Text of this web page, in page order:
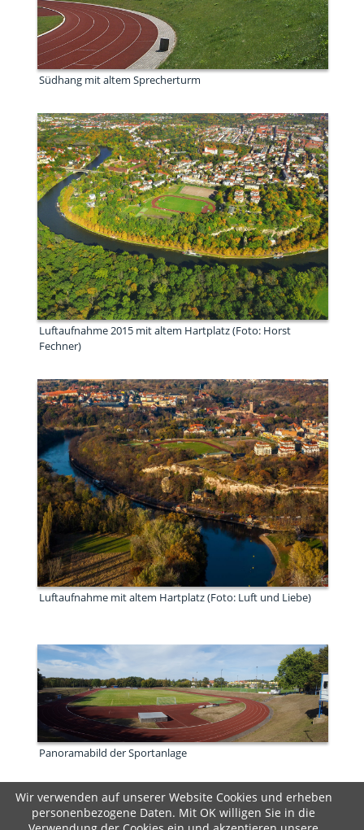
Wir verwenden auf unserer Website Cookies und erheben
personenbezogene Daten. Mit OK willigen Sie in die
Südhang mit altem Sprecherturm
Luftaufnahme 2015 mit altem Hartplatz (Foto: Horst
Fechner)
Luftaufnahme mit altem Hartplatz (Foto: Luft und Liebe)
Panoramabild der Sportanlage
Copyright © 2020 Turbine Halle e.V.